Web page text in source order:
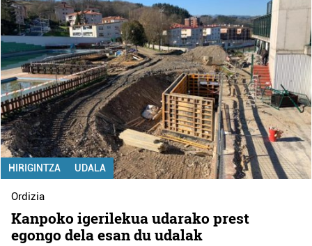
HIRIGINTZA UDALA
Ordizia
Kanpoko igerilekua udarako prest
egongo dela esan du udalak